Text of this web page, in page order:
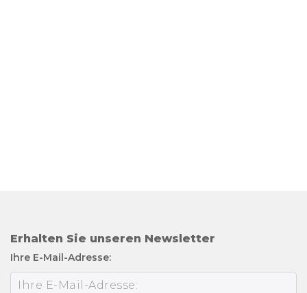
Erhalten Sie unseren Newsletter
Ihre E-Mail-Adresse: